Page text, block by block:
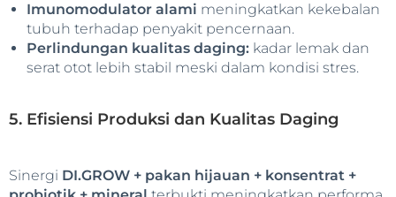
Imunomodulator alami meningkatkan kekebalan
tubuh terhadap penyakit pencernaan.
Perlindungan kualitas daging: kadar lemak dan
serat otot lebih stabil meski dalam kondisi stres.
5. Efisiensi Produksi dan Kualitas Daging
Sinergi DI.GROW + pakan hijauan + konsentrat +